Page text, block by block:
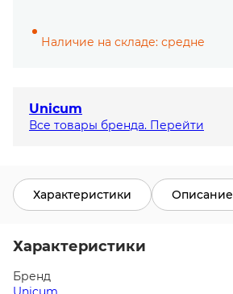
Наличие на складе: средне
Unicum
Все товары бренда. Перейти
Характеристики Описание
Характеристики
Бренд